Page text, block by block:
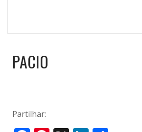
PACIO
Partilhar: